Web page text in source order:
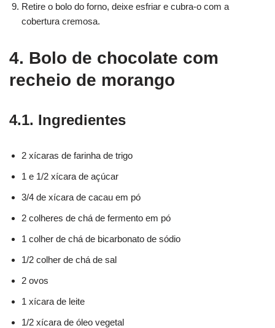
Retire o bolo do forno, deixe esfriar e cubra-o com a
cobertura cremosa.
4. Bolo de chocolate com
recheio de morango
4.1. Ingredientes
2 xícaras de farinha de trigo
1 e 1/2 xícara de açúcar
3/4 de xícara de cacau em pó
2 colheres de chá de fermento em pó
1 colher de chá de bicarbonato de sódio
1/2 colher de chá de sal
2 ovos
1 xícara de leite
1/2 xícara de óleo vegetal